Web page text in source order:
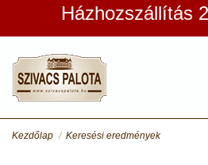
Házhozszállítás
Kezdőlap Keresési eredmények